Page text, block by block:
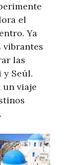
el
Ya
vibrantes
las
Seúl.
viaje